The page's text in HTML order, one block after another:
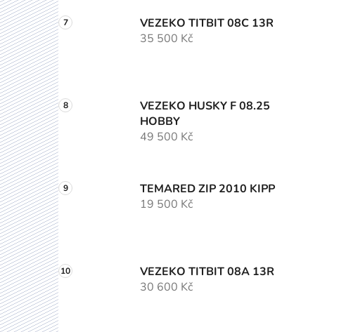
VEZEKO TITBIT 08C 13R
35 500 Kč
VEZEKO HUSKY F 08.25
HOBBY
49 500 Kč
TEMARED ZIP 2010 KIPP
19 500 Kč
VEZEKO TITBIT 08A 13R
30 600 Kč